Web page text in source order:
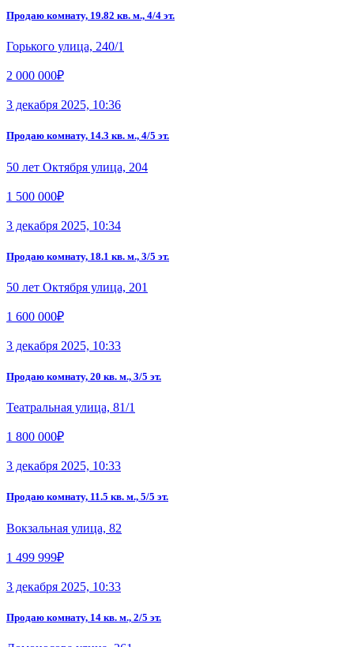
Продаю комнату, 19.82 кв. м., 4/4 эт.
Горького улица, 240/1
2 000 000₽
3 декабря 2025, 10:36
Продаю комнату, 14.3 кв. м., 4/5 эт.
50 лет Октября улица, 204
1 500 000₽
3 декабря 2025, 10:34
Продаю комнату, 18.1 кв. м., 3/5 эт.
50 лет Октября улица, 201
1 600 000₽
3 декабря 2025, 10:33
Продаю комнату, 20 кв. м., 3/5 эт.
Театральная улица, 81/1
1 800 000₽
3 декабря 2025, 10:33
Продаю комнату, 11.5 кв. м., 5/5 эт.
Вокзальная улица, 82
1 499 999₽
3 декабря 2025, 10:33
Продаю комнату, 14 кв. м., 2/5 эт.